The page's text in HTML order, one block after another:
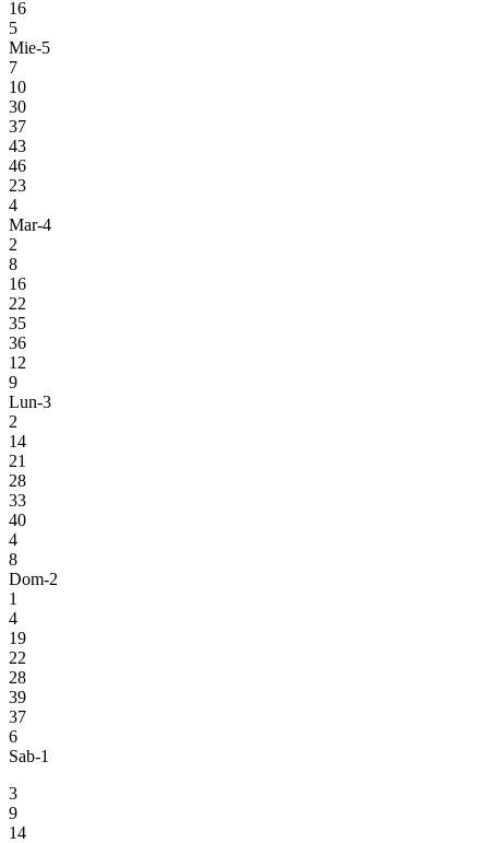
16
5
Mie-5
7
10
30
37
43
46
23
4
Mar-4
2
8
16
22
35
36
12
9
Lun-3
2
14
21
28
33
40
4
8
Dom-2
1
4
19
22
28
39
37
6
Sab-1
3
9
14